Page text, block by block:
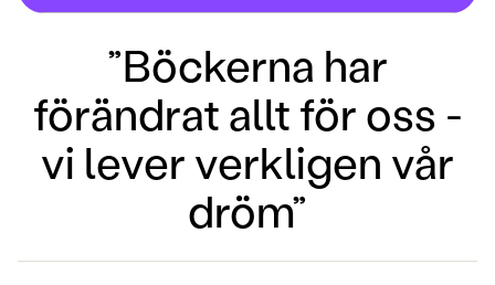
”Böckerna har
förändrat allt för oss -
vi lever verkligen vår
dröm”